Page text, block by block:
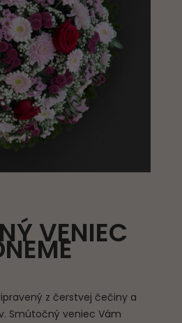
VENIEC
z čerstvej čečiny a
Smútočný veniec Vám